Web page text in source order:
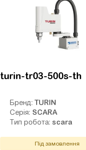
turin-tr03-500s-th
Бренд:TURIN
Серія: SCARA
Тип робота: scara
Під замовлення